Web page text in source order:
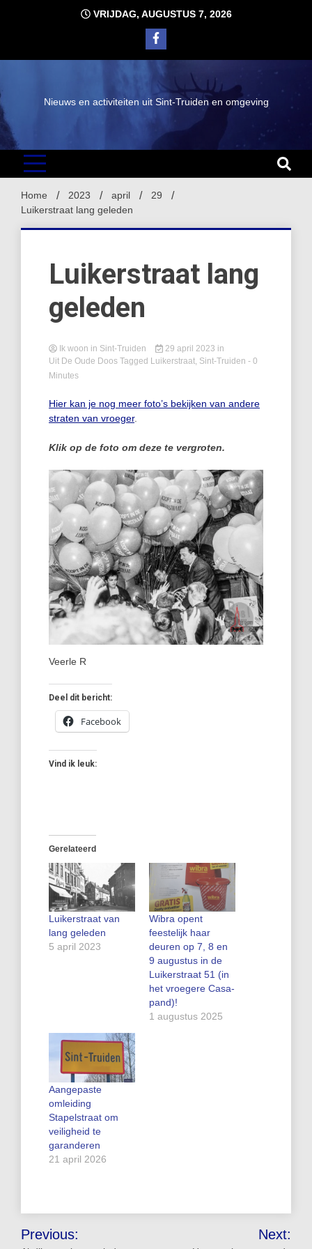
VRIJDAG, AUGUSTUS 7, 2026
Nieuws en activiteiten uit Sint-Truiden en omgeving
Home 2023 april
29
Luikerstraat lang geleden
Luikerstraat lang
geleden
Ik woon in Sint-Truiden 29 april 2023 in
Uit De Oude Doos Tagged Luikerstraat, Sint-Truiden - 0
Minutes
Hier kan je nog meer foto’s bekijken van andere
straten van vroeger.
Klik op de foto om deze te vergroten.
Veerle R
Deel dit bericht:
Facebook
Vind ik leuk:
Gerelateerd
Luikerstraat van
lang geleden
5 april 2023
Wibra opent
feestelijk haar
deuren op 7, 8 en
9 augustus in de
Luikerstraat 51 (in
het vroegere Casa-
pand)!
1 augustus 2025
Aangepaste
omleiding
Stapelstraat om
veiligheid te
garanderen
21 april 2026
Bericht
Previous: Next: